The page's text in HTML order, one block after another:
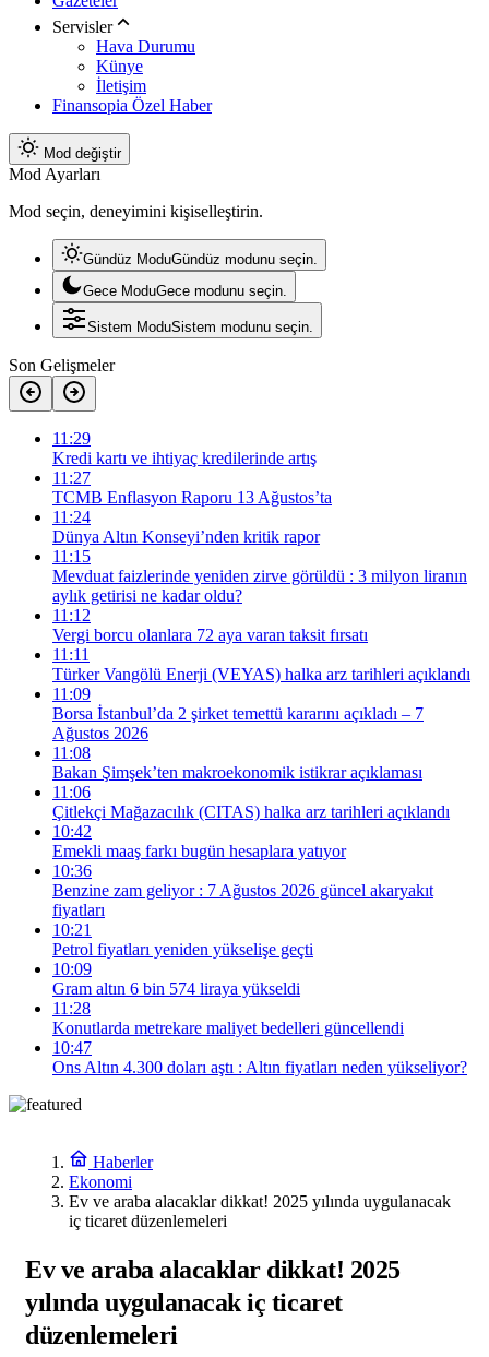
Servisler
Hava Durumu
Künye
İletişim
Finansopia Özel Haber
Mod değiştir
Mod Ayarları
Mod seçin, deneyimini kişiselleştirin.
Gündüz ModuGündüz modunu seçin.
Gece ModuGece modunu seçin.
Sistem ModuSistem modunu seçin.
Son Gelişmeler
11:29
Kredi kartı ve ihtiyaç kredilerinde artış
11:27
TCMB Enflasyon Raporu 13 Ağustos’ta
11:24
Dünya Altın Konseyi’nden kritik rapor
11:15
Mevduat faizlerinde yeniden zirve görüldü : 3 milyon liranın
aylık getirisi ne kadar oldu?
11:12
Vergi borcu olanlara 72 aya varan taksit fırsatı
11:11
Türker Vangölü Enerji (VEYAS) halka arz tarihleri açıklandı
11:09
Borsa İstanbul’da 2 şirket temettü kararını açıkladı – 7
Ağustos 2026
11:08
Bakan Şimşek’ten makroekonomik istikrar açıklaması
11:06
Çitlekçi Mağazacılık (CITAS) halka arz tarihleri açıklandı
10:42
Emekli maaş farkı bugün hesaplara yatıyor
10:36
Benzine zam geliyor : 7 Ağustos 2026 güncel akaryakıt
fiyatları
10:21
Petrol fiyatları yeniden yükselişe geçti
10:09
Gram altın 6 bin 574 liraya yükseldi
11:28
Konutlarda metrekare maliyet bedelleri güncellendi
10:47
Ons Altın 4.300 doları aştı : Altın fiyatları neden yükseliyor?
Haberler
Ekonomi
Ev ve araba alacaklar dikkat! 2025 yılında uygulanacak
iç ticaret düzenlemeleri
Ev ve araba alacaklar dikkat! 2025
yılında uygulanacak iç ticaret
düzenlemeleri